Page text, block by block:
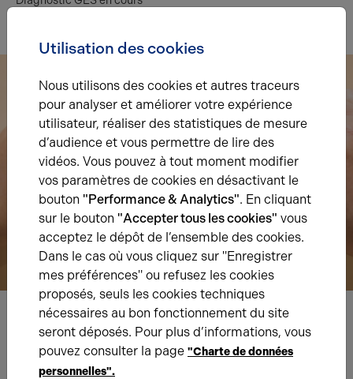
Nous avons hâte de vous lire,
prenez contact !
Utilisation des cookies
Nous utilisons des cookies et autres traceurs
pour analyser et améliorer votre expérience
utilisateur, réaliser des statistiques de mesure
d’audience et vous permettre de lire des
vidéos. Vous pouvez à tout moment modifier
vos paramètres de cookies en désactivant le
bouton "Performance & Analytics". En cliquant
sur le bouton "Accepter tous les cookies" vous
acceptez le dépôt de l’ensemble des cookies.
Dans le cas où vous cliquez sur "Enregistrer
mes préférences" ou refusez les cookies
proposés, seuls les cookies techniques
nécessaires au bon fonctionnement du site
seront déposés. Pour plus d’informations, vous
pouvez consulter la page "Charte de données
personnelles".